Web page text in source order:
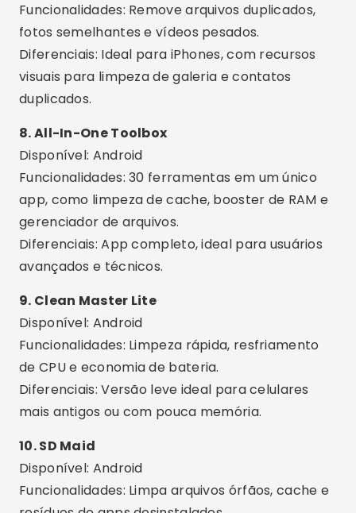
Recursos Extras Interessantes
Agendamento de limpeza:Configure o app
para limpar a memória automaticamente
todos os dias.
Alertas inteligentes:
o celular estiver cheio ou com desempenho
comprometido.
Análise detalhada:Visualize quais apps
estão usando mais memória e espaço.
Gerenciador de apps:
Desinstale múltiplos
aplicativos de uma só vez com segurança.
Otimização com IA:
inteligência artificial para sugerir as melhores
ações.
Cuidados ou Erros Comuns
Confiar em apps desconhecidos:
qualquer aplicativo com poucas avaliações ou
sem respaldo na loja oficial.